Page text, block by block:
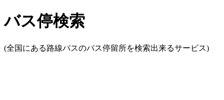
バス停検索
(全国にある路線バスのバス停留所を検索出来るサービス)